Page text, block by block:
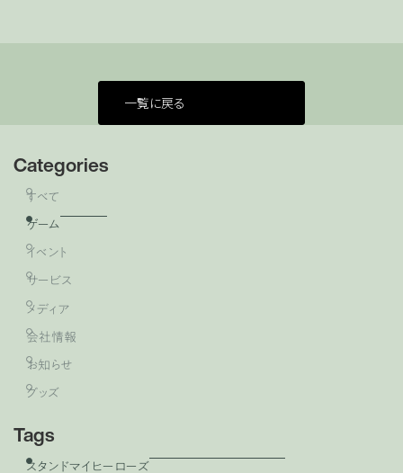
Categories
すべて
ゲーム
イベント
サービス
メディア
会社情報
お知らせ
グッズ
Tags
スタンドマイヒーローズ
一覧に戻る